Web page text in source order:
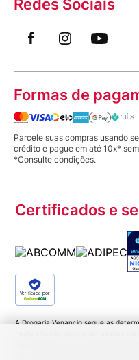
Redes Sociais
Formas de
Parcele suas compras usando
crédito e pague em até 10x*
*Consulte condições.
Certificados e
Verificada por
A Drogaria Venancio segue as
hipótese alguma, as orientações
médico está apto a diagnosticar